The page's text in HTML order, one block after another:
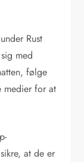
Rust
med
følge
medier for at
at de er